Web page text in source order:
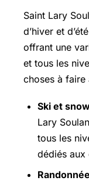
Saint Lary
d’hiver et
offrant une
et tous les
choses à faire
Ski et
Lary
tous les
dédiés aux